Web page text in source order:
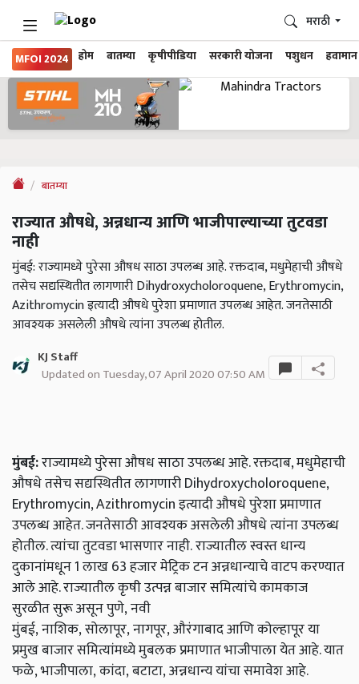
MFOI 2024 होम बातम्या कृषीपीडिया सरकारी योजना पशुधन हवामान
मराठी
बातम्या
राज्यात औषधे, अन्नधान्य आणि भाजीपाल्याच्या तुटवडा
नाही
मुंबई: राज्यामध्ये पुरेसा औषध साठा उपलब्ध आहे. रक्तदाब, मधुमेहाची औषधे
तसेच सद्यस्थितीत लागणारी Dihydroxycholoroquene, Erythromycin,
Azithromycin इत्यादी औषधे पुरेशा प्रमाणात उपलब्ध आहेत. जनतेसाठी
आवश्यक असलेली औषधे त्यांना उपलब्ध होतील.
KJ Staff
Updated on Tuesday, 07 April 2020 07:50 AM
मुंबई:राज्यामध्ये पुरेसा औषध साठा उपलब्ध आहे. रक्तदाब, मधुमेहाची
औषधे तसेच सद्यस्थितीत लागणारी Dihydroxycholoroquene,
Erythromycin, Azithromycin इत्यादी औषधे पुरेशा प्रमाणात
उपलब्ध आहेत. जनतेसाठी आवश्यक असलेली औषधे त्यांना उपलब्ध
होतील. त्यांचा तुटवडा भासणार नाही. राज्यातील स्वस्त धान्य
दुकानांमधून 1 लाख 63 हजार मेट्रिक टन अन्नधान्याचे वाटप करण्यात
आले आहे. राज्यातील कृषी उत्पन्न बाजार समित्यांचे कामकाज
सुरळीत सुरू असून पुणे,नवी
मुंबई,नाशिक,सोलापूर,नागपूर,औरंगाबाद आणि कोल्हापूर या
प्रमुख बाजार समित्यांमध्ये मुबलक प्रमाणात भाजीपाला येत आहे. यात
फळे,भाजीपाला,कांदा,बटाटा,अन्नधान्य यांचा समावेश आहे.